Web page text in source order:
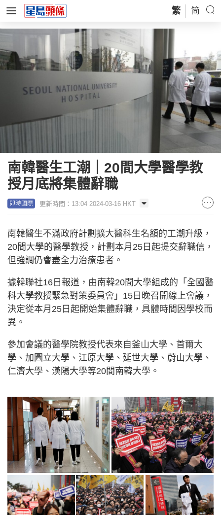
繁 简
南韓醫生工潮｜20間大學醫學教
授月底將集體辭職
即時國際 更新時間：13:04 2024-03-16 HKT
南韓醫生不滿政府計劃擴大醫科生名額的工潮升級，
20間大學的醫學教授，計劃本月25日起提交辭職信，
但強調仍會盡全力治療患者。
據韓聯社16日報道，由南韓20間大學組成的「全國醫
科大學教授緊急對策委員會」15日晚召開線上會議，
決定從本月25日起開始集體辭職，具體時間因學校而
異。
參加會議的醫學院教授代表來自釜山大學、首爾大
學、加圖立大學、江原大學、延世大學、蔚山大學、
仁濟大學、漢陽大學等20間南韓大學。